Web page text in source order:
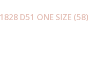
D51 ONE SIZE (58)